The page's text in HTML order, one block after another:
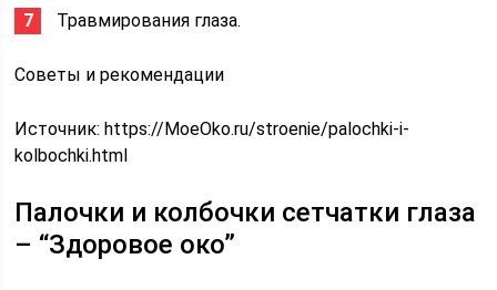
Травмирования глаза.
Советы и рекомендации
Источник:https://MoeOko.ru/stroenie/palochki-i-
kolbochki.html
Палочки и колбочки сетчатки глаза
– “Здоровое око”